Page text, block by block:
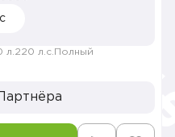
л. 220 л.с. Полный